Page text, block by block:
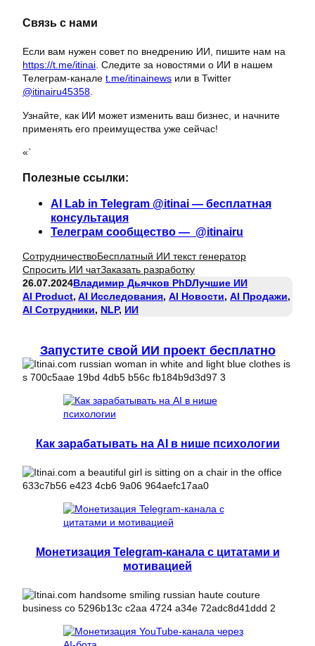
Связь с нами
Если вам нужен совет по внедрению ИИ, пишите нам на
https://t.me/itinai. Следите за новостями о ИИ в нашем
Телеграм-канале t.me/itinainews или в Twitter
@itinairu45358.
Узнайте, как ИИ может изменить ваш бизнес, и начните
применять его преимущества уже сейчас!
«`
Полезные ссылки:
AI Lab in Telegram @itinai — бесплатная
консультация
Телеграм сообщество — @itinairu
СотрудничествоБесплатный ИИ текст генератор
Спросить ИИ чатЗаказать разработку
26.07.2024Владимир Дьячков PhDЛучшие ИИ
AI Product, AI Исследования, AI Новости, AI Продажи
AI Сотрудники, NLP, ИИ
Запустите свой ИИ проект бесплатно
Как зарабатывать на AI в нише психологии
Монетизация Telegram-канала с цитатами и
мотивацией